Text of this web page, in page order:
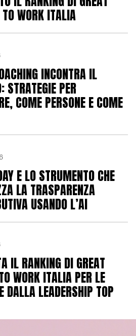
WORK ITALIA
INCONTRA IL
STRATEGIE PER
COME PERSONE E COME
E LO STRUMENTO CHE
LA TRASPARENZA
USANDO L’AI
IL RANKING DI GREAT
WORK ITALIA PER LE
DALLA LEADERSHIP TOP